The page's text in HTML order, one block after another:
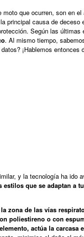
que ocurren, son en el
principal causa de deceso
Según las últimas
. Al mismo tiempo,
¡Hablemos entonces
y la tecnología ha ido
que se adaptan a
zona de las vías
poliestireno o con
actúa la carcasa